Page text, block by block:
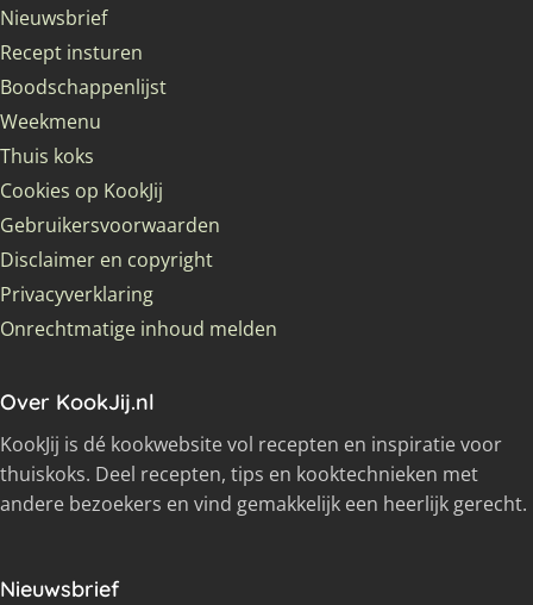
Nieuwsbrief
Recept insturen
Boodschappenlijst
Weekmenu
Thuis koks
Cookies op KookJij
Gebruikersvoorwaarden
Disclaimer en copyright
Privacyverklaring
Onrechtmatige inhoud melden
Over KookJij.nl
KookJij is dé kookwebsite vol recepten en inspiratie voor
thuiskoks. Deel recepten, tips en kooktechnieken met
andere bezoekers en vind gemakkelijk een heerlijk gerecht.
Nieuwsbrief